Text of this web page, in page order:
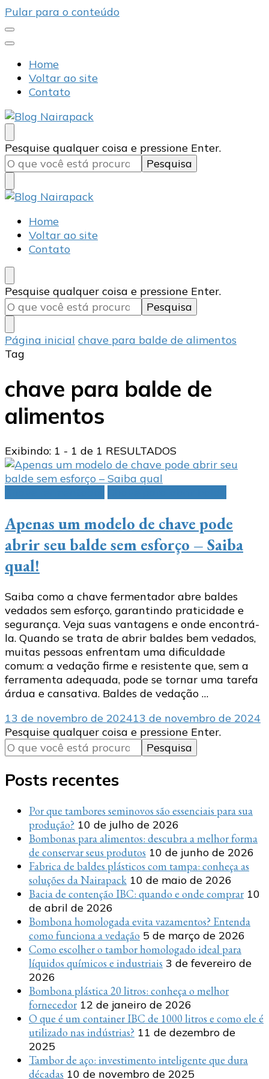
Pular para o conteúdo
Home
Voltar ao site
Contato
Blog Nairapack
Líder no Mercado de Embalagens
Procurando
algo?
Pesquise qualquer coisa e pressione Enter.
Blog Nairapack
Líder no Mercado de Embalagens
Home
Voltar ao site
Contato
Procurando
algo?
Pesquise qualquer coisa e pressione Enter.
Página inicial chave para balde de alimentos
Tag
chave para balde de
alimentos
Exibindo: 1 - 1 de 1 RESULTADOS
Apenas um modelo de chave pode
abrir seu balde sem esforço – Saiba
qual!
Saiba como a chave fermentador abre baldes
vedados sem esforço, garantindo praticidade e
segurança. Veja suas vantagens e onde encontrá-
la. Quando se trata de abrir baldes bem vedados,
muitas pessoas enfrentam uma dificuldade
comum: a vedação firme e resistente que, sem a
ferramenta adequada, pode se tornar uma tarefa
árdua e cansativa. Baldes de vedação …
13 de novembro de 202413 de novembro de 2024
Procurando
algo?
Pesquise qualquer coisa e pressione Enter.
Posts recentes
Por que tambores seminovos são essenciais para sua
produção? 10 de julho de 2026
Bombonas para alimentos: descubra a melhor forma
de conservar seus produtos 10 de junho de 2026
Fabrica de baldes plásticos com tampa: conheça as
soluções da Nairapack 10 de maio de 2026
Bacia de contenção IBC: quando e onde comprar 10
de abril de 2026
Bombona homologada evita vazamentos? Entenda
como funciona a vedação 5 de março de 2026
Como escolher o tambor homologado ideal para
líquidos químicos e industriais 3 de fevereiro de
2026
Bombona plástica 20 litros: conheça o melhor
fornecedor 12 de janeiro de 2026
O que é um container IBC de 1000 litros e como ele é
utilizado nas indústrias? 11 de dezembro de
2025
Tambor de aço: investimento inteligente que dura
décadas 10 de novembro de 2025